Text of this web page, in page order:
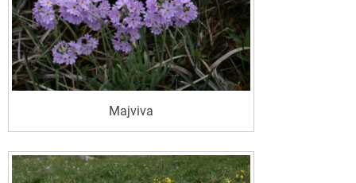
Majviva